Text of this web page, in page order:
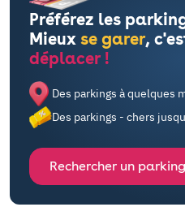
Préférez les
Mieux se garer,
déplacer !
Des parkings à quelques
Des parkings - chers
Rechercher un